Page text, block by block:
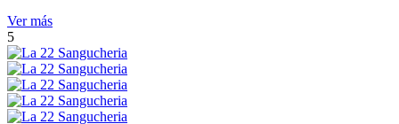
Ver más
5